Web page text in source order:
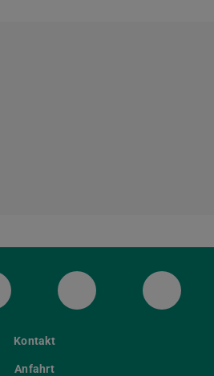
ULB FacebookULB InstagramULB
Kontakt
Anfahrt